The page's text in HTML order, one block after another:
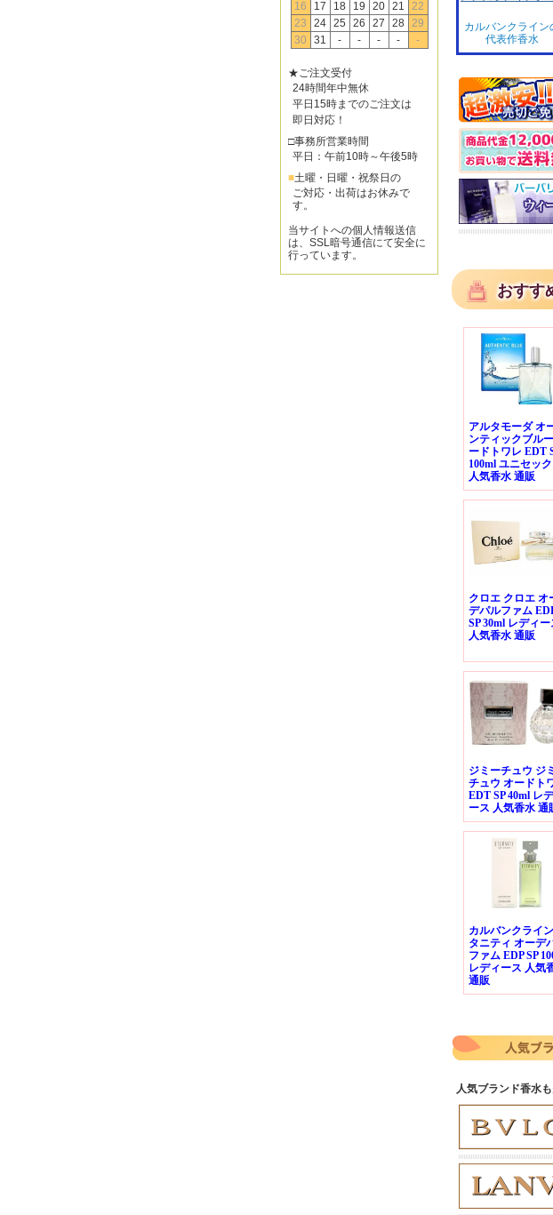
カルバンクライン
代表作香水
おすす
アルタモーダ オ
ンティックブル
ードトワレ EDT
100ml ユニセッ
人気香水 通販
クロエ クロエ オ
デパルファム
SP 30ml レディー
人気香水 通販
ジミーチュウ ジ
チュウ オードト
EDT SP 40ml レ
ース 人気香水 通
カルバンクライ
タニティ オーデ
ファム EDP SP
レディース 人気
通販
人気ブランド香水
16
17 18 19 20 21
22
23
24 25 26 27 28 29
30
31 - - - - -
★ご注文受付
24時間年中無休
平日15時までのご注文は
即日対応！
□事務所営業時間
平日：午前10時～午後5時
■土曜・日曜・祝祭日の
ご対応・出荷はお休みで
す。
当サイトへの個人情報送信
は、SSL暗号通信にて安全に
行っています。